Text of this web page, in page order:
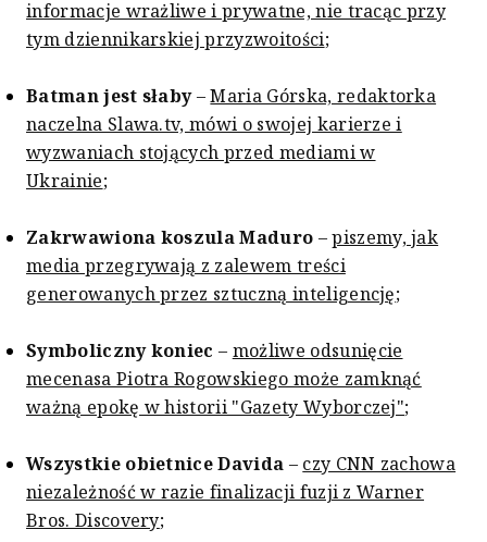
informacje wrażliwe i prywatne, nie tracąc przy
tym dziennikarskiej przyzwoitości;
Batman jest słaby–Maria Górska, redaktorka
naczelna Slawa.tv, mówi o swojej karierze i
wyzwaniach stojących przed mediami w
Ukrainie;
Zakrwawiona koszula Maduro –piszemy, jak
media przegrywają z zalewem treści
generowanych przez sztuczną inteligencję;
Symboliczny koniec – możliwe odsunięcie
mecenasa Piotra Rogowskiego może zamknąć
ważną epokę w historii "Gazety Wyborczej";
Wszystkie obietnice Davida – czy CNN zachowa
niezależność w razie finalizacji fuzji z Warner
Bros. Discovery;